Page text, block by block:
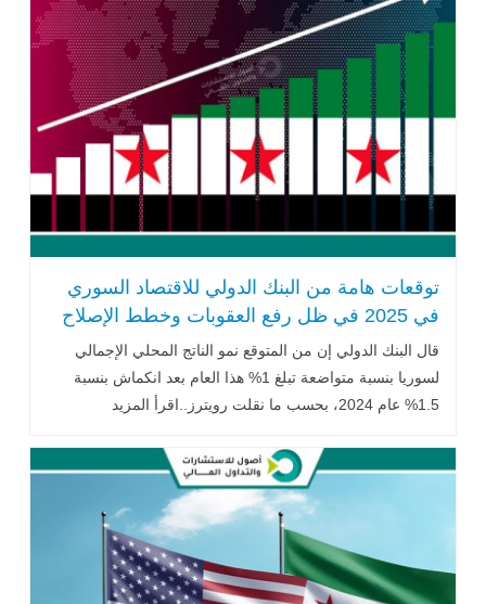
توقعات هامة من البنك الدولي للاقتصاد السوري
في 2025 في ظل رفع العقوبات وخطط الإصلاح
قال البنك الدولي إن من المتوقع نمو الناتج المحلي الإجمالي
لسوريا بنسبة متواضعة تبلغ 1% هذا العام بعد انكماش بنسبة
1.5% عام 2024، بحسب ما نقلت رويترز..اقرأ المزيد